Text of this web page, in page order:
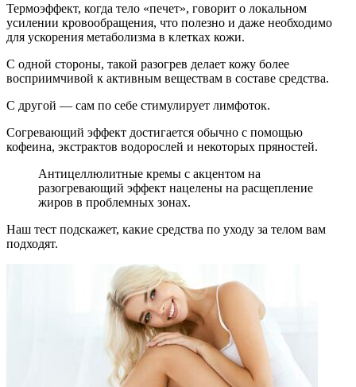
Термоэффект, когда тело «печет», говорит о локальном
усилении кровообращения, что полезно и даже необходимо
для ускорения метаболизма в клетках кожи.
С одной стороны, такой разогрев делает кожу более
восприимчивой к активным веществам в составе средства.
С другой — сам по себе стимулирует лимфоток.
Согревающий эффект достигается обычно с помощью
кофеина, экстрактов водорослей и некоторых пряностей.
Антицеллюлитные кремы с акцентом на
разогревающий эффект нацелены на расщепление
жиров в проблемных зонах.
Наш тест подскажет, какие средства по уходу за телом вам
подходят.